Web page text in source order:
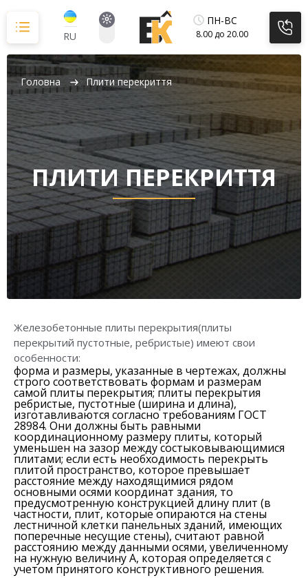
до
вмісту
RU
ПН-ВС
8.00 до 20.00
Головна Плити перекриття
ПЛИТИ ПЕРЕКРИТТЯ
Железобетонные плиты перекрытия(плиты
перекрытий пустотные, ребристые) имеют свои
особенности:
форма и размеры, указанные в чертежах, должны
строго соответствовать формам и размерам
самой плиты перекрытия; плиты перекрытия
ребристые, пустотные (ширина и длина),
изготавливаются согласно требованиям ГОСТ
28984. Они должны быть равными
координационному размеру плиты, который
уменьшен на зазор между состыковывающимися
плитами; если есть необходимость перекрыть
плитой пространство, которое превышает
расстояние между находящимися рядом
основными осями координат здания, то
предусмотренную конструкцией длину плит (в
частности, плит, которые опираются на стены
лестничной клетки панельных зданий, имеющих
поперечные несущие стены), считают равной
расстоянию между данными осями, увеличенному
на нужную величину А, которая определяется с
учетом принятого конструктивного решения.